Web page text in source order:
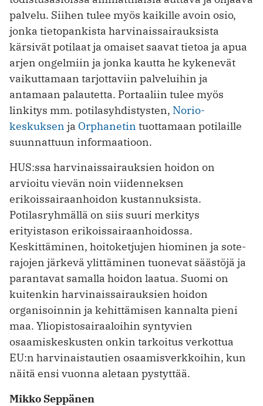
palvelu. Siihen tulee myös kaikille avoin osio,
jonka tietopankista harvinaissai­rauksista
kärsivät potilaat ja omaiset saavat tietoa ja apua
arjen ongelmiin ja jonka kautta he kykenevät
vaikuttamaan tarjottaviin palveluihin ja
antamaan palautetta. Portaaliin tulee myös
linkitys mm. potilasyhdistysten, Norio-
keskuksen ja Orphanetin tuottamaan potilaille
suunnattuun informaatioon.
HUS:ssa harvinaissairauksien hoidon on
arvioitu vievän noin viidenneksen
erikoissairaanhoidon kustannuksista.
Potilasryhmällä on siis suuri merkitys
erityistason erikoissairaanhoidossa.
Keskittäminen, hoitoketjujen hiominen ja sote-
rajojen järkevä ylittäminen tuonevat säästöjä ja
parantavat samalla hoidon laatua. Suomi on
kuitenkin harvinaissairauksien hoidon
organisoinnin ja kehittämisen kannalta pieni
maa. Yliopistosairaaloihin syntyvien
osaamiskeskusten onkin tarkoitus verkottua
EU:n harvinaistautien osaamisverkkoihin, kun
näitä ensi vuonna aletaan pystyttää.
Mikko Seppänen